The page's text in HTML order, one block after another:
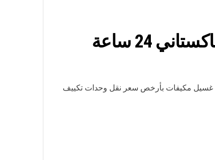
مركزي ووحدات التكييف تنظيف غسيل مكيفات بأرخص سعر نقل وحدات تكييف